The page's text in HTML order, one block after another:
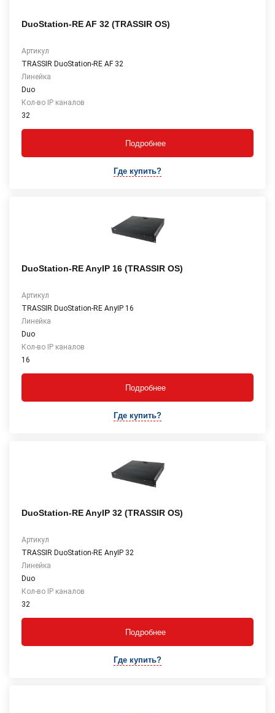
DuoStation-RE AF 32 (TRASSIR OS)
Артикул
TRASSIR DuoStation-RE AF 32
Линейка
Duo
Кол-во IP каналов
32
Подробнее
Где купить?
DuoStation-RE AnyIP 16 (TRASSIR OS)
Артикул
TRASSIR DuoStation-RE AnyIP 16
Линейка
Duo
Кол-во IP каналов
16
Подробнее
Где купить?
DuoStation-RE AnyIP 32 (TRASSIR OS)
Артикул
TRASSIR DuoStation-RE AnyIP 32
Линейка
Duo
Кол-во IP каналов
32
Подробнее
Где купить?